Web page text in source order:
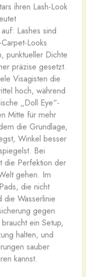
ihren Lash-Look
Lashes sind
Looks
punktueller Dichte
präzise gesetzt.
Visagisten die
hoch, während
„Doll Eye“-
Mitte für mehr
die Grundlage,
Winkel besser
Bei
die Perfektion der
gehen. Im
die nicht
die Wasserlinie
gegen
ein Setup,
halten, und
sauber
kannst.